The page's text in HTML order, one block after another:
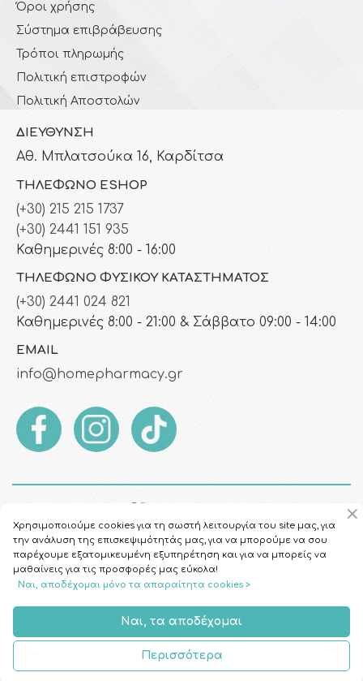
Όροι χρήσης
Σύστημα επιβράβευσης
Τρόποι πληρωμής
Πολιτική επιστροφών
Πολιτική Αποστολών
ΔΙΕΎΘΥΝΣΗ
Αθ. Μπλατσούκα 16, Καρδίτσα
ΤΗΛΈΦΩΝΟ ESHOP
(+30) 215 215 1737
(+30) 2441 151 935
Καθημερινές 8:00 - 16:00
ΤΗΛΈΦΩΝΟ ΦΥΣΙΚΟΎ ΚΑΤΑΣΤΉΜΑΤΟΣ
(+30) 2441 024 821
Καθημερινές 8:00 - 21:00 & Σάββατο 09:00 - 14:00
EMAIL
info@homepharmacy.gr
Χρησιμοποιούμε cookies για τη σωστή λειτουργία του site μας, για
την ανάλυση της επισκεψιμότητάς μας, για να μπορούμε να σου
παρέχουμε εξατομικευμένη εξυπηρέτηση και για να μπορείς να
μαθαίνεις για τις προσφορές μας εύκολα!
Ναι, αποδέχομαι μόνο τα απαραίτητα cookies >
Ναι, τα αποδέχομαι
Περισσότερα